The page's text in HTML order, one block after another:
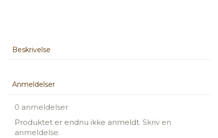
Beskrivelse
Anmeldelser
0 anmeldelser
Produktet er endnu ikke anmeldt. Skriv en
anmeldelse.